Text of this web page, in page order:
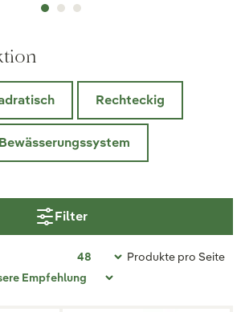
Rechteckig
Filter
Produkte pro Seite